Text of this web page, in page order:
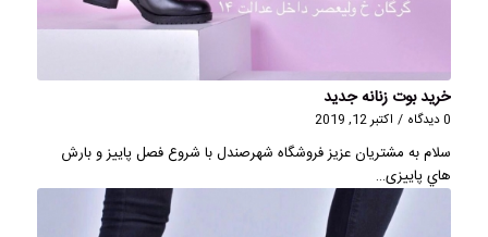
خرید بوت زنانه جدید
0 دیدگاه / اکتبر 12, 2019
سلام به مشتریان عزیز فروشگاه شهرصندل با شروع فصل پاییز و بارش
هاي پاییزی…